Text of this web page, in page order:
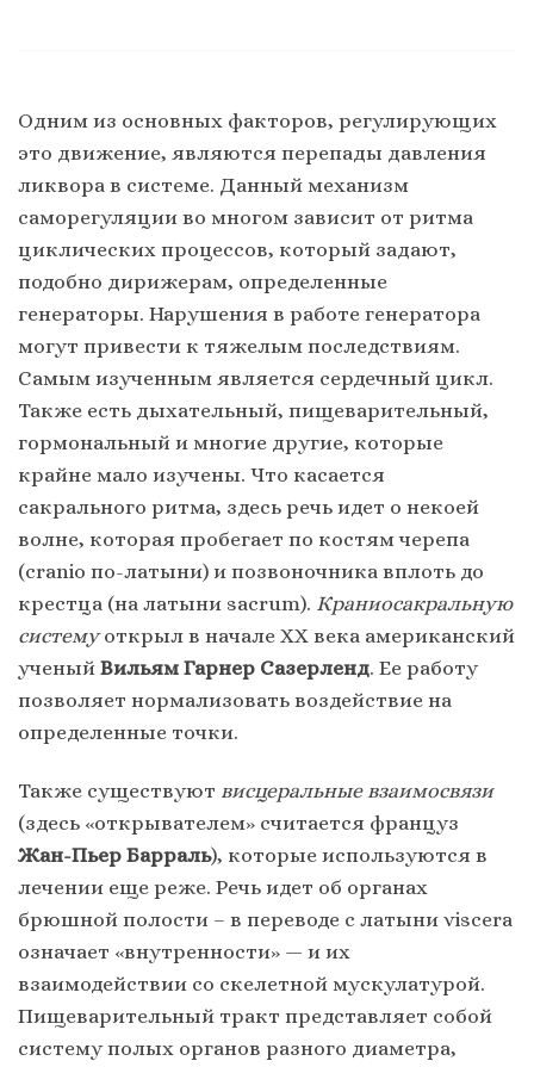
Одним из основных факторов, регулирующих
это движение, являются перепады давления
ликвора в системе. Данный механизм
саморегуляции во многом зависит от ритма
циклических процессов, который задают,
подобно дирижерам, определенные
генераторы. Нарушения в работе генератора
могут привести к тяжелым последствиям.
Самым изученным является сердечный цикл.
Также есть дыхательный, пищеварительный,
гормональный и многие другие, которые
крайне мало изучены. Что касается
сакрального ритма, здесь речь идет о некоей
волне, которая пробегает по костям черепа
(cranio по-латыни) и позвоночника вплоть до
крестца (на латыни sacrum). Краниосакральную
системуоткрыл в начале ХХ века американский
ученый Вильям Гарнер Сазерленд. Ее работу
позволяет нормализовать воздействие на
определенные точки.
Также существуют висцеральные взаимосвязи
(здесь «открывателем» считается француз
Жан-Пьер Барраль), которые используются в
лечении еще реже. Речь идет об органах
брюшной полости – в переводе с латыни viscera
означает «внутренности» — и их
взаимодействии со скелетной мускулатурой.
Пищеварительный тракт представляет собой
систему полых органов разного диаметра,